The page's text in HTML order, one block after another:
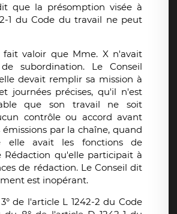
que la présomption visée à
1 du Code du travail ne peut
fait valoir que Mme. X n'avait
subordination. Le Conseil
devait remplir sa mission à
journées précises, qu'il n'est
que son travail ne soit
contrôle ou accord avant
par la chaîne, quand
elle avait les fonctions de
Rédaction qu'elle participait à
de rédaction. Le Conseil dit
est inopérant.
de l'article L 1242-2 du Code